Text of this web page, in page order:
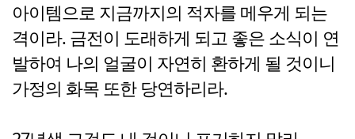
아이템으로 지금까지의 적자를 메우게 되는
격이라. 금전이 도래하게 되고 좋은 소식이 연
발하여 나의 얼굴이 자연히 환하게 될 것이니
가정의 화목 또한 당연하리라.